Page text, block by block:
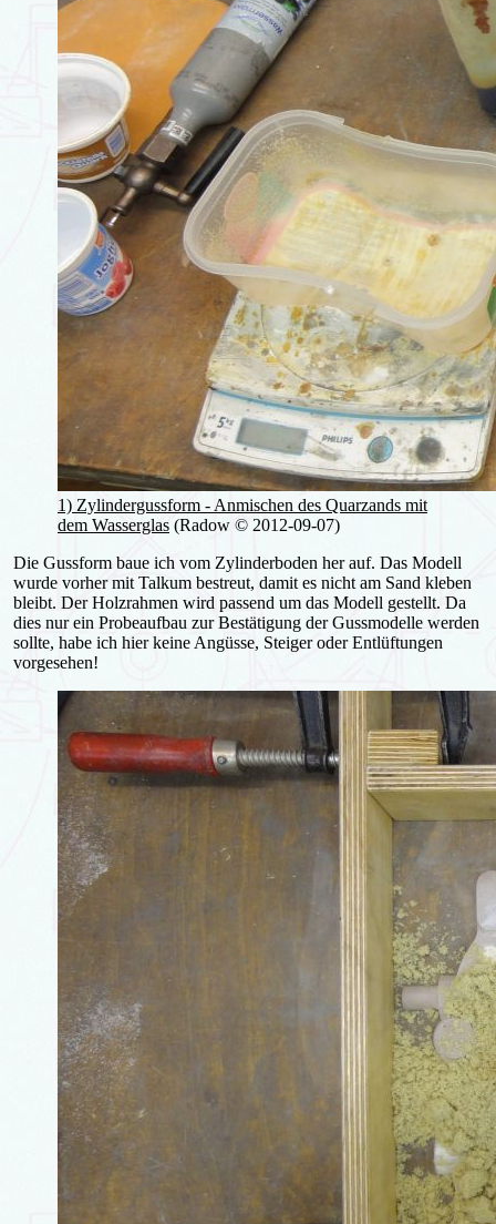
1) Zylindergussform - Anmischen des Quarzands mit
dem Wasserglas (Radow © 2012-09-07)
Die Gussform baue ich vom Zylinderboden her auf. Das Modell
wurde vorher mit Talkum bestreut, damit es nicht am Sand kleben
bleibt. Der Holzrahmen wird passend um das Modell gestellt. Da
dies nur ein Probeaufbau zur Bestätigung der Gussmodelle werden
sollte, habe ich hier keine Angüsse, Steiger oder Entlüftungen
vorgesehen!